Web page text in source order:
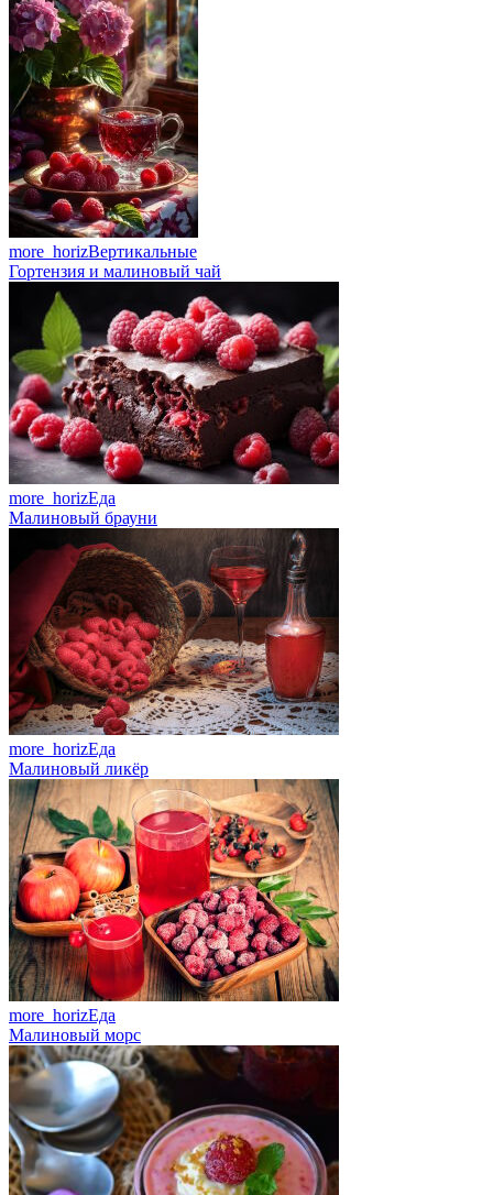
more_horizВертикальные
Гортензия и малиновый чай
more_horizЕда
Малиновый брауни
more_horizЕда
Малиновый ликёр
more_horizЕда
Малиновый морс